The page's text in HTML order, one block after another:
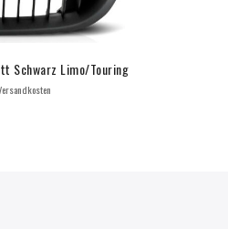
Schwarz Limo/Touring